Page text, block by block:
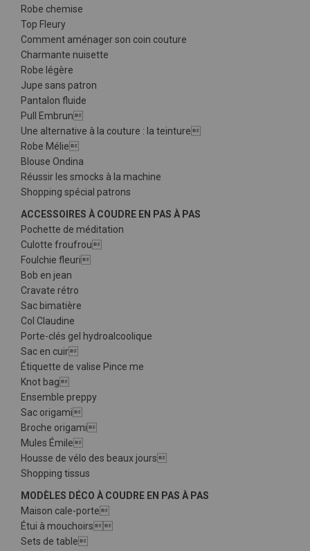
Robe chemise
Top Fleury
Comment aménager son coin couture
Charmante nuisette
Robe légère
Jupe sans patron
Pantalon fluide
Pull Embrun
Une alternative à la couture : la teinture
Robe Mélie
Blouse Ondina
Réussir les smocks à la machine
Shopping spécial patrons
ACCESSOIRES À COUDRE EN PAS À PAS
Pochette de méditation
Culotte froufrou
Foulchie fleuri
Bob en jean
Cravate rétro
Sac bimatière
Col Claudine
Porte-clés gel hydroalcoolique
Sac en cuir
Étiquette de valise Pince me
Knot bag
Ensemble preppy
Sac origami
Broche origami
Mules Émile
Housse de vélo des beaux jours
Shopping tissus
MODÈLES DÉCO À COUDRE EN PAS À PAS
Maison cale-porte
Étui à mouchoirs
Sets de table